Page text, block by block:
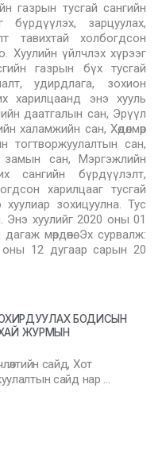
газрын тусгай сангийн
бүрдүүлэх, зарцуулах,
тавихтай холбогдсон
Хуулийн үйлчлэх хүрээг
газрын бүх тусгай
удирдлага, зохион
харилцаанд энэ хууль
даатгалын сан, Эрүүл
халамжийн сан, Хөдөлмөр
тогтворжуулалтын сан,
сан, Мэргэжлийн
сангийн бүрдүүлэлт,
харилцааг тусгай
хуулиар зохицуулна. Тус
Энэ хуулийг 2020 оны 01
мөрдөнө. Эх сурвалж:
оны 12 дугаар сарын 20
БОДИСЫН
ЖУРМЫН
сайд, Хот
сайд нар …